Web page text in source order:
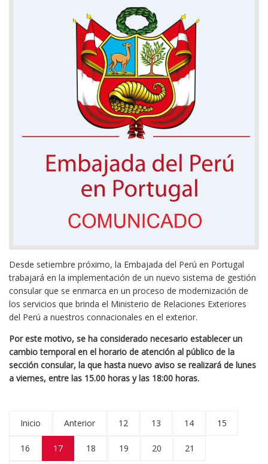
Desde setiembre próximo, la Embajada del Perú en Portugal
trabajará en la implementación de un nuevo sistema de gestión
consular que se enmarca en un proceso de modernización de
los servicios que brinda el Ministerio de Relaciones Exteriores
del Perú a nuestros connacionales en el exterior.
Por este motivo, se ha considerado necesario establecer un
cambio temporal en el horario de atención al público de la
sección consular, la que hasta nuevo aviso se realizará de lunes
a viernes, entre las 15.00 horas y las 18:00 horas.
Inicio Anterior 12 13 14 15
16 17 18 19 20 21